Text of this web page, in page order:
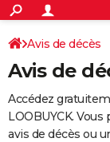
ACTUALITÉS
Politique
Société
Faits Divers
Education
Monde
Villes
+
SPORT
Coupe du monde
Football
Tennis
Cyclisme
Rugby
Forum
Programme TV
TNTStreaming
Cinéma
Sorties cinéma
Musique
+
FINANCE
Avis de décès
Avis de
Accédez
LOOBUYCK.
avis de décès ou